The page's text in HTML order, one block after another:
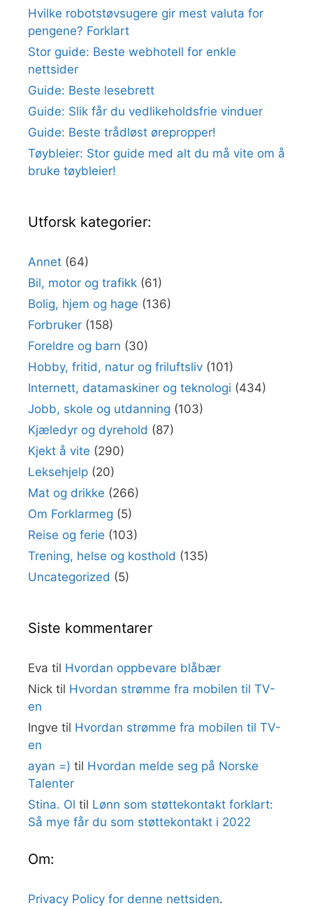
Hvilke robotstøvsugere gir mest valuta for
pengene? Forklart
Stor guide: Beste webhotell for enkle
nettsider
Guide: Beste lesebrett
Guide: Slik får du vedlikeholdsfrie vinduer
Guide: Beste trådløst ørepropper!
Tøybleier: Stor guide med alt du må vite om å
bruke tøybleier!
Utforsk kategorier:
Annet (64)
Bil, motor og trafikk (61)
Bolig, hjem og hage (136)
Forbruker (158)
Foreldre og barn (30)
Hobby, fritid, natur og friluftsliv (101)
Internett, datamaskiner og teknologi (434)
Jobb, skole og utdanning (103)
Kjæledyr og dyrehold (87)
Kjekt å vite (290)
Leksehjelp (20)
Mat og drikke (266)
Om Forklarmeg (5)
Reise og ferie (103)
Trening, helse og kosthold (135)
Uncategorized (5)
Siste kommentarer
Eva til Hvordan oppbevare blåbær
Nick til Hvordan strømme fra mobilen til TV-
en
Ingve til Hvordan strømme fra mobilen til TV-
en
ayan =) til Hvordan melde seg på Norske
Talenter
Stina. Ol til Lønn som støttekontakt forklart:
Så mye får du som støttekontakt i 2022
Om:
Privacy Policy for denne nettsiden.